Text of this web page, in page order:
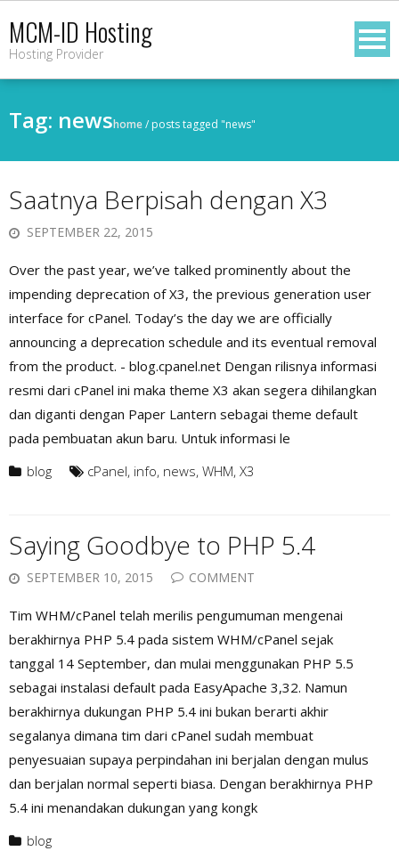
content
MCM-ID Hosting
Hosting Provider
Tag: newshome/ posts tagged "news"
Saatnya Berpisah dengan X3
SEPTEMBER 22, 2015
Over the past year, we’ve talked prominently about the
impending deprecation of X3, the previous generation user
interface for cPanel. Today’s the day we are officially
announcing a deprecation schedule and its eventual removal
from the product. - blog.cpanel.net Dengan rilisnya informasi
resmi dari cPanel ini maka theme X3 akan segera dihilangkan
dan diganti dengan Paper Lantern sebagai theme default
pada pembuatan akun baru. Untuk informasi le
blog
cPanel, info, news, WHM, X3
Saying Goodbye to PHP 5.4
SEPTEMBER 10, 2015 COMMENT
Tim WHM/cPanel telah merilis pengumuman mengenai
berakhirnya PHP 5.4 pada sistem WHM/cPanel sejak
tanggal 14 September, dan mulai menggunakan PHP 5.5
sebagai instalasi default pada EasyApache 3,32. Namun
berakhirnya dukungan PHP 5.4 ini bukan berarti akhir
segalanya dimana tim dari cPanel sudah membuat
penyesuaian supaya perpindahan ini berjalan dengan mulus
dan berjalan normal seperti biasa. Dengan berakhirnya PHP
5.4 ini menandakan dukungan yang kongk
blog